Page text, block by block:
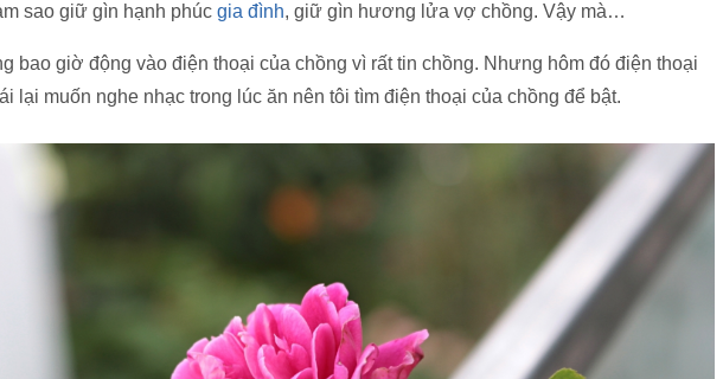
sao giữ gìn hạnh phúc gia đình, giữ gìn hương lửa vợ chồng. Vậy mà…
bao giờ động vào điện thoại của chồng vì rất tin chồng. Nhưng hôm đó điện thoại
lại muốn nghe nhạc trong lúc ăn nên tôi tìm điện thoại của chồng để bật.